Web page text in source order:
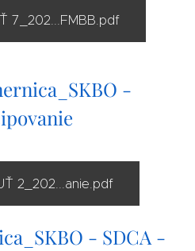
7_202...FMBB.pdf
-
2_202...anie.pdf
- SDCA -